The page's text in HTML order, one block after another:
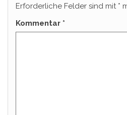
Erforderliche Felder sind mit *
Kommentar *